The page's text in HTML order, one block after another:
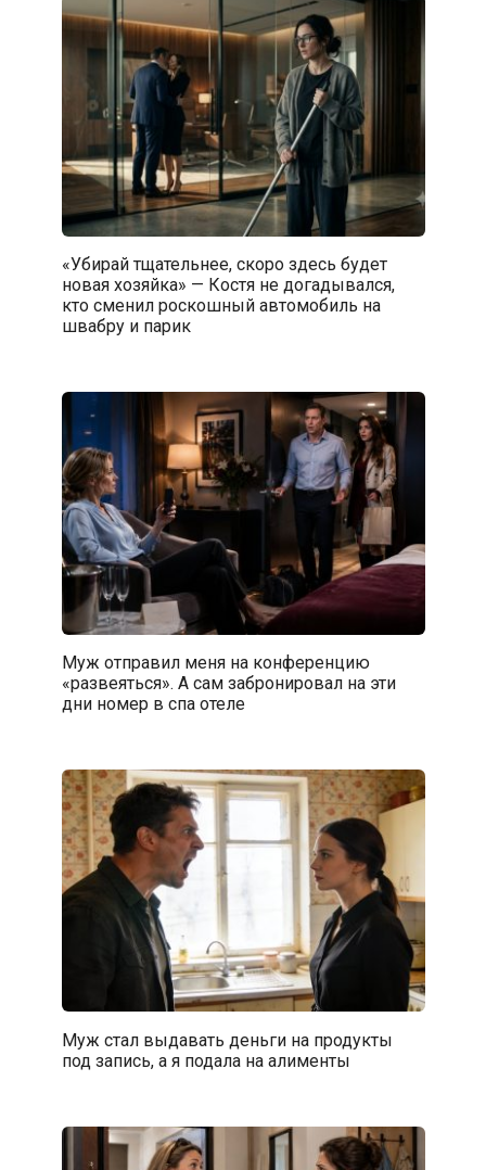
«Убирай тщательнее, скоро здесь будет
новая хозяйка» — Костя не догадывался,
кто сменил роскошный автомобиль на
швабру и парик
Муж отправил меня на конференцию
«развеяться». А сам забронировал на эти
дни номер в спа отеле
Муж стал выдавать деньги на продукты
под запись, а я подала на алименты